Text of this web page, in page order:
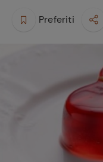
Preferiti